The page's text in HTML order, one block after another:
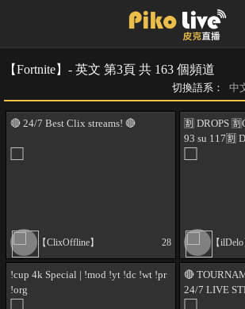
【Fortnite】- 英文 第3頁 共 163 個頻道
切換語系： 中
🔴 24/7 Best Clix streams! 🔴
【ClixOffline】 28
🈹 DROPS
93 su 117🈹
【ilDelo
!cup 4k Special | !mod !yt !dc !wt !pr
!org
🔴
24/7 LIVE